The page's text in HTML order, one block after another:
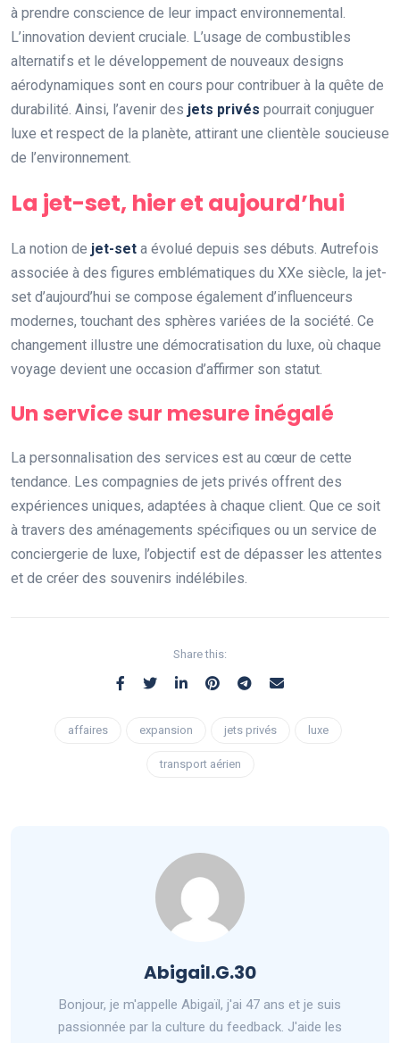
à prendre conscience de leur impact environnemental.
L’innovation devient cruciale. L’usage de combustibles
alternatifs et le développement de nouveaux designs
aérodynamiques sont en cours pour contribuer à la quête de
durabilité. Ainsi, l’avenir des jets privés pourrait conjuguer
luxe et respect de la planète, attirant une clientèle soucieuse
de l’environnement.
La jet-set, hier et aujourd’hui
La notion de jet-set a évolué depuis ses débuts. Autrefois
associée à des figures emblématiques du XXe siècle, la jet-
set d’aujourd’hui se compose également d’influenceurs
modernes, touchant des sphères variées de la société. Ce
changement illustre une démocratisation du luxe, où chaque
voyage devient une occasion d’affirmer son statut.
Un service sur mesure inégalé
La personnalisation des services est au cœur de cette
tendance. Les compagnies de jets privés offrent des
expériences uniques, adaptées à chaque client. Que ce soit
à travers des aménagements spécifiques ou un service de
conciergerie de luxe, l’objectif est de dépasser les attentes
et de créer des souvenirs indélébiles.
Share this:
affaires expansion jets privés luxe
transport aérien
Abigail.G.30
Bonjour, je m'appelle Abigaïl, j'ai 47 ans et je suis
passionnée par la culture du feedback. J'aide les